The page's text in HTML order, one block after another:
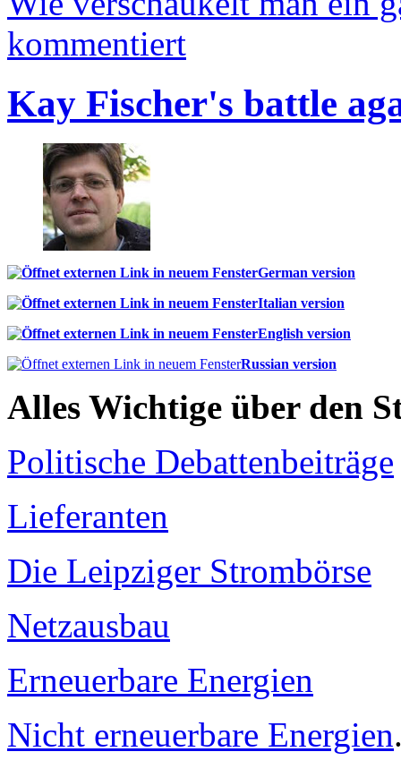
kommentiert
Kay Fischer's battle
German version
Italian version
English version
Russian version
Alles Wichtige über den
Politische Debattenbeiträge
Lieferanten
Die Leipziger Strombörse
Netzausbau
Erneuerbare Energien
Nicht erneuerbare Energien